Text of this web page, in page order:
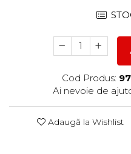
Cod Produs:
Ai nevoie de
Adaugă la Wishlist